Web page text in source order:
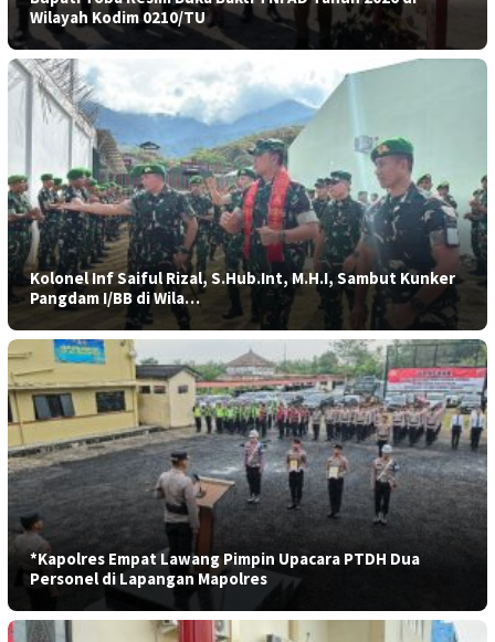
Wilayah Kodim 0210/TU
Kolonel Inf Saiful Rizal, S.Hub.Int, M.H.I, Sambut Kunker
Pangdam I/BB di Wila…
*Kapolres Empat Lawang Pimpin Upacara PTDH Dua
Personel di Lapangan Mapolres